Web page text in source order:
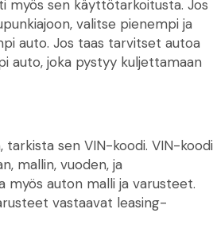
myös sen käyttötarkoitusta. Jos
valitse pienempi ja
auto. Jos taas tarvitset autoa
auto, joka pystyy kuljettamaan
tarkista sen VIN-koodi. VIN-koodi
mallin, vuoden, ja
myös auton malli ja varusteet.
vastaavat leasing-